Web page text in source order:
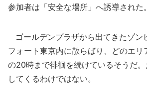
参加者は「安全な場所」へ誘導された。
ゴールデンプラザから出てきたゾン
フォート東京内に散らばり、どのエリ
の20時まで徘徊を続けているそうだ
してくるわけではない。